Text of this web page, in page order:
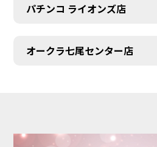
パチンコ ライオンズ店
オークラ七尾センター店